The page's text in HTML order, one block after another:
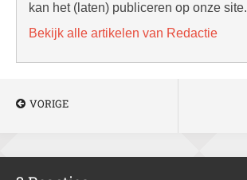
kan het (laten) publiceren op onze site.
Bekijk alle artikelen van Redactie
VORIGE